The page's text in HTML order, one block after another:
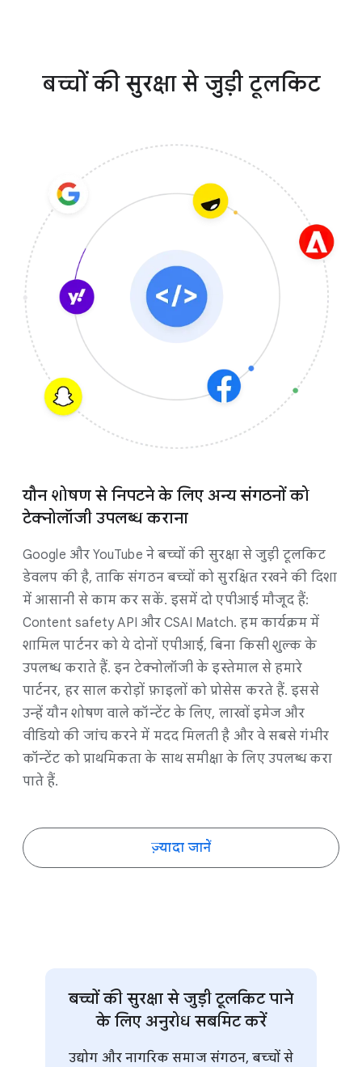
बच्चों की सुरक्षा से जुड़ी टूलकिट
यौन शोषण से निपटने के लिए अन्य संगठनों को
टेक्नोलॉजी उपलब्ध कराना
Google और YouTube ने बच्चों की सुरक्षा से जुड़ी टूलकिट
डेवलप की है, ताकि संगठन बच्चों को सुरक्षित रखने की दिशा
में आसानी से काम कर सकें. इसमें दो एपीआई मौजूद हैं:
Content safety API और CSAI Match. हम कार्यक्रम में
शामिल पार्टनर को ये दोनों एपीआई, बिना किसी शुल्क के
उपलब्ध कराते हैं. इन टेक्नोलॉजी के इस्तेमाल से हमारे
पार्टनर, हर साल करोड़ों फ़ाइलों को प्रोसेस करते हैं. इससे
उन्हें यौन शोषण वाले कॉन्टेंट के लिए, लाखों इमेज और
वीडियो की जांच करने में मदद मिलती है और वे सबसे गंभीर
कॉन्टेंट को प्राथमिकता के साथ समीक्षा के लिए उपलब्ध करा
पाते हैं.
ज़्यादा जानें
बच्चों की सुरक्षा से जुड़ी टूलकिट पाने
के लिए अनुरोध सबमिट करें
उद्योग और नागरिक समाज संगठन, बच्चों से